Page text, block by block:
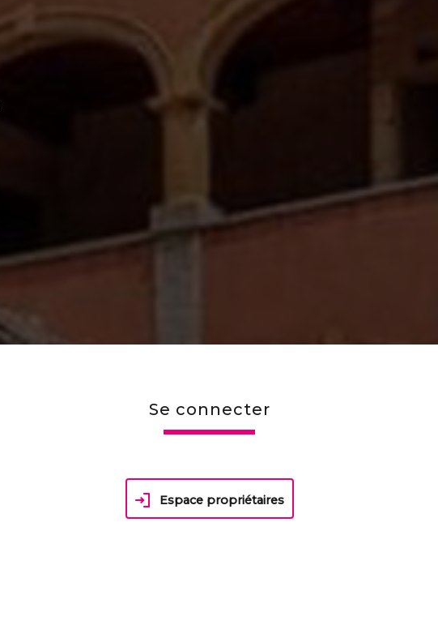
se connecter
Espace propriétaires